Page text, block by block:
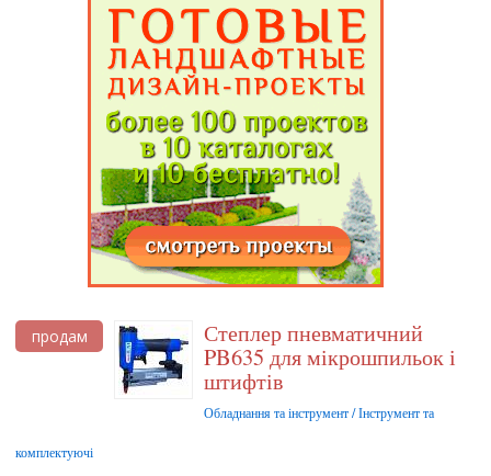
продам Степлер пневматичний
PB635 для мікрошпильок і
штифтів
Обладнання та інструмент / Інструмент та
комплектуючі